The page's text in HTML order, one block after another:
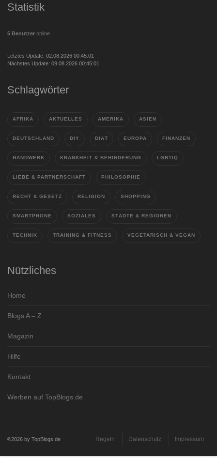
Statistik
5 Benutzer online
Letztes Update: 02.08.2026 00:45:01
Nächstes Update: 09.08.2026 00:45:01
Schlagwörter
AFRIKA AKTUELLES AMERIKA ASIEN
DEUTSCHLAND DIY DIÄT EUROPA FINANZEN
HANDWERK KRANKHEIT & BEHINDERUNG LGBTIQ
LIEBE & PARTNERSCHAFT PHILOSOPHIE
RECHT & GESETZ RELIGION SHOPPING
SMARTPHONE SOZIALES STÄDTE & REGIONEN
TECHNIK TRAINING & FITNESS VEGETARISCH & VEGAN
Nützliches
Home
Blogs A – Z
Magazin
Hilfe
Kontakt
Werben auf TopBlogs.de
©2026 by TopBlogs.de Regeln Datenschutz Impressum